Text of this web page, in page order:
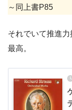
～同上書P85
それでいて推進力
最高。